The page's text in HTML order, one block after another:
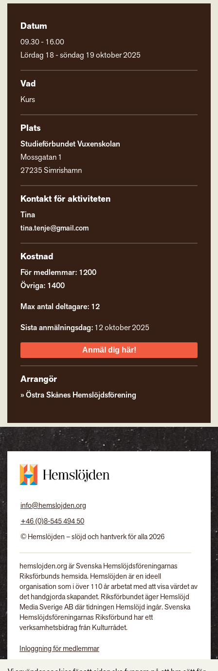
Datum
09.30 - 16.00
Lördag 18 - söndag 19 oktober 2025
Vad
Kurs
Plats
Studieförbundet Vuxenskolan
Mossgatan 1
27235 Simrishamn
Kontakt för aktiviteten
Tina
tina.tenje@gmail.com
Kostnad
För medlemmar: 1200
Övriga: 1400
Max antal deltagare: 12
Sista anmälningsdag: 12 oktober 2025
Anmäl dig här!
Arrangör
Östra Skånes Hemslöjdsförening
info@hemslojden.org
+46 (0)8-545 494 50
© Hemslöjden – slöjd och hantverk för alla 2026
hemslojden.org är Svenska Hemslöjdsföreningarnas
Riksförbunds hemsida. Hemslöjden är en ideell
organisation som i över 110 år arbetat med att visa värdet av
det handgjorda skapandet. Riksförbundet äger Hemslöjd
Media Sverige AB där tidningen Hemslöjd ingår. Svenska
Hemslöjdsföreningarnas Riksförbund har ett
verksamhetsbidrag från Kulturrådet.
Inloggning för medlemmar